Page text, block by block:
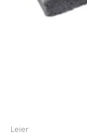
Leier